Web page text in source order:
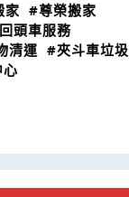
家 #尊榮搬家
頭車服務
清運 #夾斗車垃圾